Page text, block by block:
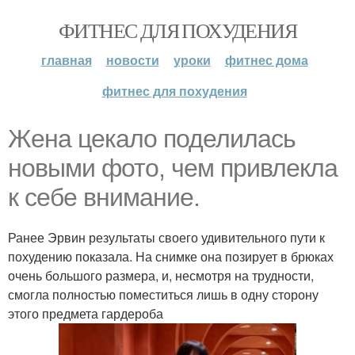
ФИТНЕС ДЛЯ ПОХУДЕНИЯ
главная новости уроки
фитнес дома
фитнес для похудения
Жена цекало поделилась
новыми фото, чем привлекла
к себе внимание.
Ранее Эрвин результаты своего удивительного пути к
похудению показала. На снимке она позирует в брюках
очень большого размера, и, несмотря на трудности,
смогла полностью поместиться лишь в одну сторону
этого предмета гардероба